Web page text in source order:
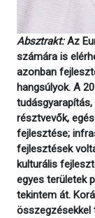
Absztrakt:Az
számára is
azonban
hangsúlyok. A
résztvevők,
fejlesztése;
fejlesztések
kulturális
egyes területek
tekintem át.
összegzésekkel